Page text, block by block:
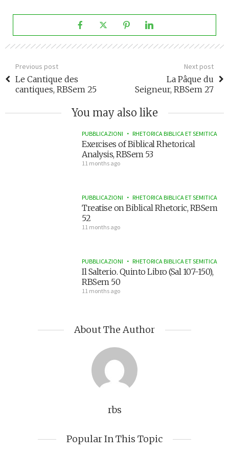
Previous post
Le Cantique des
cantiques, RBSem 25
Next post
La Pâque du
Seigneur, RBSem 27
You may also like
PUBBLICAZIONI RHETORICA BIBLICA ET SEMITICA
Exercises of Biblical Rhetorical
Analysis, RBSem 53
11 months ago
PUBBLICAZIONI RHETORICA BIBLICA ET SEMITICA
Treatise on Biblical Rhetoric, RBSem
52
11 months ago
PUBBLICAZIONI RHETORICA BIBLICA ET SEMITICA
Il Salterio. Quinto Libro (Sal 107-150),
RBSem 50
11 months ago
About The Author
rbs
Popular In This Topic